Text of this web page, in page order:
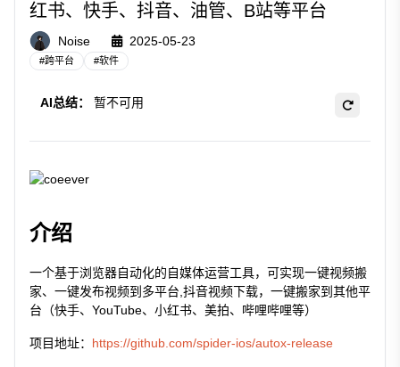
红书、快手、抖音、油管、B站等平台
Noise 2025-05-23
#跨平台 #软件
AI总结： 暂不可用
介绍
一个基于浏览器自动化的自媒体运营工具，可实现一键视频搬
家、一键发布视频到多平台,抖音视频下载，一键搬家到其他平
台（快手、YouTube、小红书、美拍、哔哩哔哩等）
项目地址： https://github.com/spider-ios/autox-release